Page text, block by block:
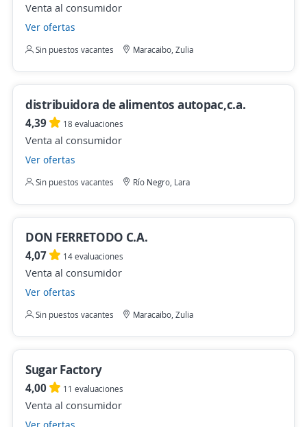
Venta al consumidor
Ver ofertas
Sin puestos vacantes Maracaibo, Zulia
distribuidora de alimentos autopac,c.a.
4,39 18 evaluaciones
Venta al consumidor
Ver ofertas
Sin puestos vacantes Río Negro, Lara
DON FERRETODO C.A.
4,07 14 evaluaciones
Venta al consumidor
Ver ofertas
Sin puestos vacantes Maracaibo, Zulia
Sugar Factory
4,00 11 evaluaciones
Venta al consumidor